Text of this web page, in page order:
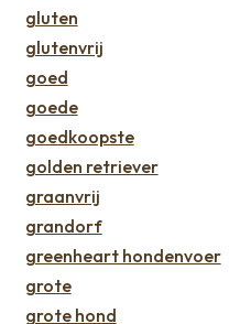
gluten
glutenvrij
goed
goede
goedkoopste
golden retriever
graanvrij
grandorf
greenheart hondenvoer
grote
grote hond